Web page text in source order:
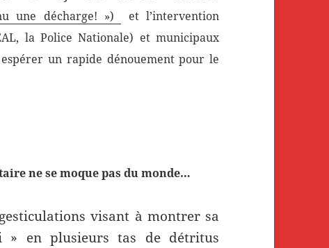
une décharge! »)
et l’intervention
la Police Nationale) et municipaux
un rapide dénouement pour le
ne se moque pas du monde…
visant à montrer sa
en plusieurs tas de détritus